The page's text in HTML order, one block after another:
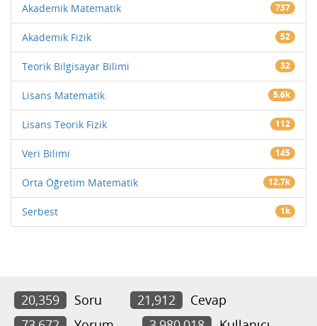
Akademik Matematik 737
Akademik Fizik 52
Teorik Bilgisayar Bilimi 32
Lisans Matematik 5.6k
Lisans Teorik Fizik 112
Veri Bilimi 145
Orta Öğretim Matematik 12.7k
Serbest 1k
20,359 Soru 21,912
Cevap